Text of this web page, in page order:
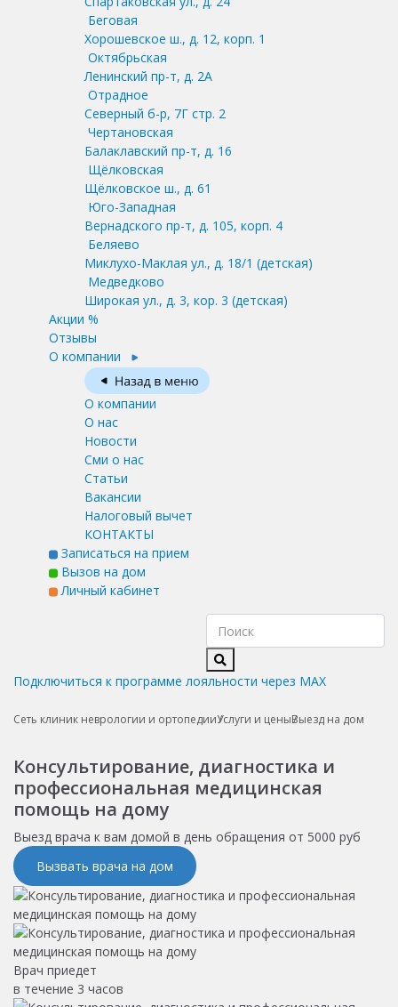
Беговая
Хорошевское ш., д. 12, корп. 1
Октябрьская
Ленинский пр-т, д. 2А
Отрадное
Северный б-р, 7Г стр. 2
Чертановская
Балаклавский пр-т, д. 16
Щёлковская
Щёлковское ш., д. 61
Юго-Западная
Вернадского пр-т, д. 105, корп. 4
Беляево
Миклухо-Маклая ул., д. 18/1 (детская)
Медведково
Широкая ул., д. 3, кор. 3 (детская)
Акции %
Отзывы
О компании
О компании
О нас
Новости
Сми о нас
Статьи
Вакансии
Налоговый вычет
КОНТАКТЫ
Записаться на прием
Вызов на дом
Личный кабинет
Подключиться к программе лояльности через MAX
Сеть клиник неврологии и ортопедииУслуги и ценыВыезд на дом
Консультирование, диагностика и
профессиональная медицинская
помощь на дому
Выезд врача к вам домой в день обращения от 5000 руб
Вызвать врача на дом
Врач приедет
в течение 3 часов